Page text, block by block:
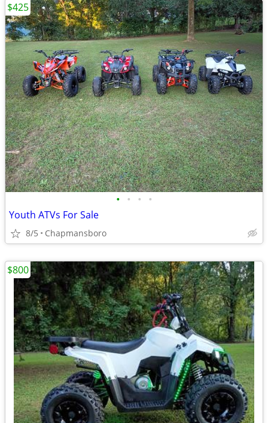
• • • •
Youth ATVs For Sale
8/5 Chapmansboro
$425
$800